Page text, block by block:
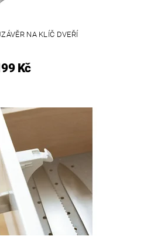
NA KLÍČ DVEŘÍ
Kč